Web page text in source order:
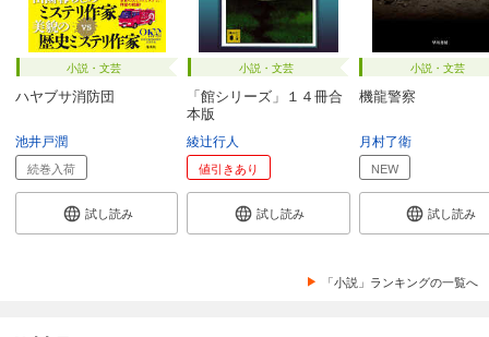
小説・文芸
ハヤブサ消防団
池井戸潤
続巻入荷
試し読み
小説・文芸
「館シリーズ」１４冊合
本版
綾辻行人
値引きあり
試し読み
小説・文芸
機龍警察
月村了衛
NEW
試し読み
「小説」ランキングの一覧へ